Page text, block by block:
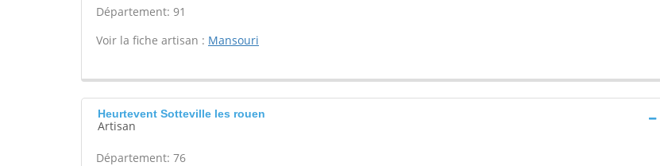
Département: 91
Voir la fiche artisan : Mansouri
Heurtevent Sotteville les rouen
Artisan
Département: 76